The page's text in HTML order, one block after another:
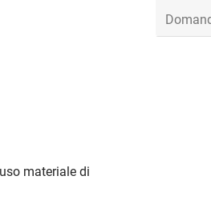
materiale di